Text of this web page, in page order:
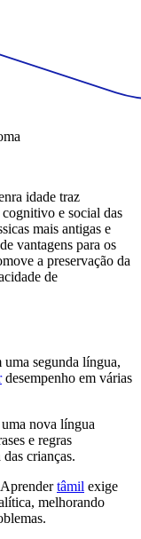
idade traz
e social das
mais antigas e
vantagens para os
a preservação da
de
uma segunda língua,
desempenho em várias
nova língua
e regras
crianças.
Aprendertâmil exige
melhorando